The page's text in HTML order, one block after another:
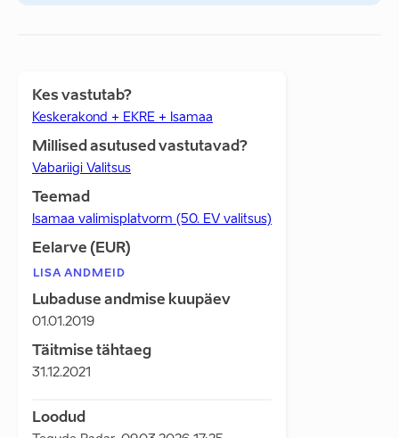
Kes vastutab?
Keskerakond + EKRE + Isamaa
Millised asutused vastutavad?
Vabariigi Valitsus
Teemad
Isamaa valimisplatvorm (50. EV valitsus)
Eelarve (EUR)
LISA ANDMEID
Lubaduse andmise kuupäev
01.01.2019
Täitmise tähtaeg
31.12.2021
Loodud